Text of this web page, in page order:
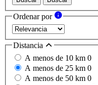
Ordenar por
Distancia
A menos de 10 km 0
A menos de 25 km 0
A menos de 50 km 0